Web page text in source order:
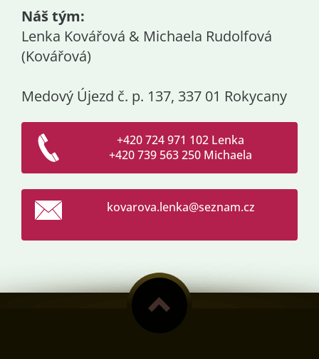
Náš tým:
Lenka Kovářová & Michaela Rudolfová
(Kovářová)
Medový Újezd č. p. 137, 337 01 Rokycany
+420 724 971 102 Lenka
+420 739 563 250 Michaela
kovarova.lenka@seznam.cz